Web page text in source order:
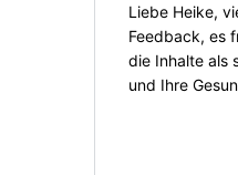
Liebe Heike,
Feedback, es
die Inhalte als
und Ihre